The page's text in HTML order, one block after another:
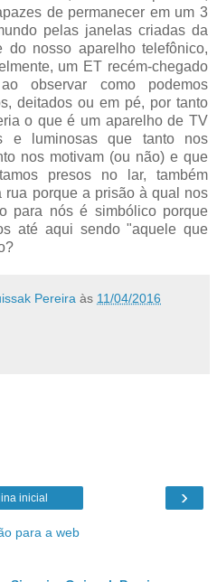
de permanecer em um 3
pelas janelas criadas da
do nosso aparelho telefônico,
um ET recém-chegado
observar como podemos
deitados ou em pé, por tanto
o que é um aparelho de TV
e luminosas que tanto nos
nos motivam (ou não) e que
presos no lar, também
rua porque a prisão à qual nos
para nós é simbólico porque
até aqui sendo "aquele que
Pereira às 11/04/2016
›
inicial
para a web